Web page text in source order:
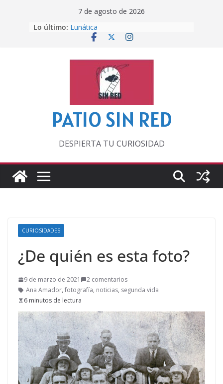
7 de agosto de 2026
Lo último: Lunática
Pero, hasta entonces…
‘La broma infinita’ de recomendar
lecturas veraniegas
PATIO SIN RED
DESPIERTA TU CURIOSIDAD
CURIOSIDADES
¿De quién es esta foto?
9 de marzo de 2021
2 comentarios
Ana Amador, fotografía, noticias, segunda vida
6 minutos de lectura